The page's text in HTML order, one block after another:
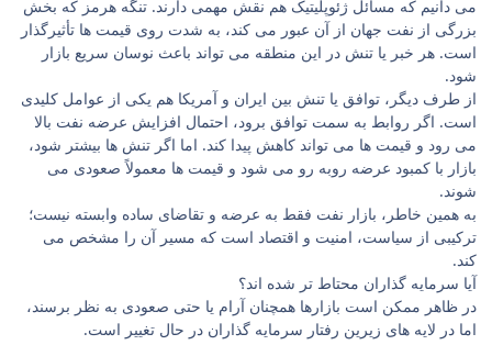
می دانیم که مسائل ژئوپلیتیک هم نقش مهمی دارند. تنگه هرمز که بخش
بزرگی از نفت جهان از آن عبور می ‌کند، به‌ شدت روی قیمت‌ ها تأثیرگذار
است. هر خبر یا تنش در این منطقه می ‌تواند باعث نوسان سریع بازار
شود.
از طرف دیگر، توافق یا تنش بین ایران و آمریکا هم یکی از عوامل کلیدی
است. اگر روابط به سمت توافق برود، احتمال افزایش عرضه نفت بالا
می ‌رود و قیمت‌ ها می ‌تواند کاهش پیدا کند. اما اگر تنش ‌ها بیشتر شود،
بازار با کمبود عرضه روبه‌ رو می ‌شود و قیمت‌ ها معمولاً صعودی می
‌شوند.
به همین خاطر، بازار نفت فقط به عرضه و تقاضای ساده وابسته نیست؛
ترکیبی از سیاست، امنیت و اقتصاد است که مسیر آن را مشخص می
‌کند.
آیا سرمایه ‌گذاران محتاط‌ تر شده‌ اند؟
در ظاهر ممکن است بازارها همچنان آرام یا حتی صعودی به نظر برسند،
اما در لایه‌ های زیرین رفتار سرمایه‌ گذاران در حال تغییر است.